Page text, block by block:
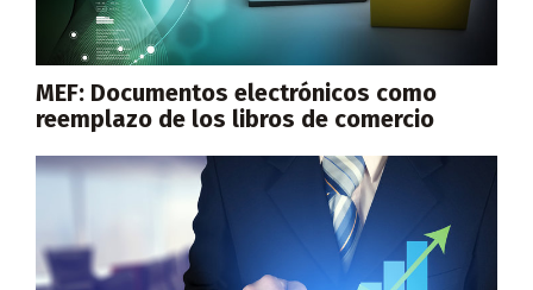
MEF: Documentos electrónicos como
reemplazo de los libros de comercio